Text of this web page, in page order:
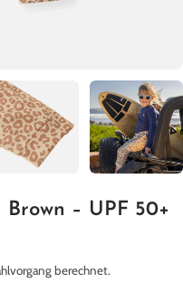
– UPF 50+
berechnet.